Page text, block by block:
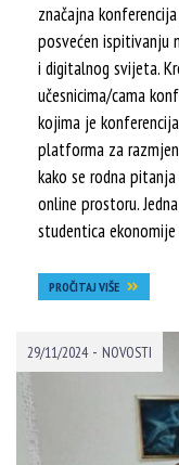
značajna
posvećen ispitivanju
i digitalnog svijeta.
učesnicima/cama
kojima je
platforma za
kako se rodna
online prostoru.
studentica
PROČITAJ VIŠE
29/11/2024 - NOVOSTI